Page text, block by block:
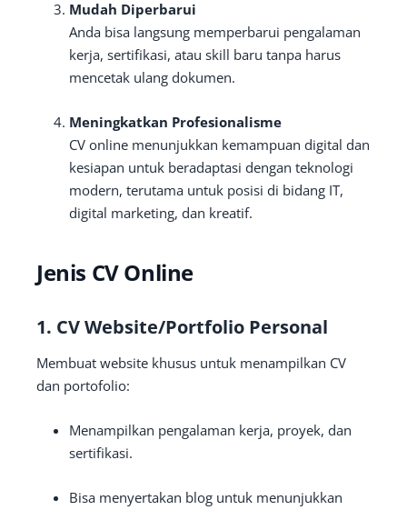
Mudah Diperbarui
Anda bisa langsung memperbarui pengalaman
kerja, sertifikasi, atau skill baru tanpa harus
mencetak ulang dokumen.
Meningkatkan Profesionalisme
CV online menunjukkan kemampuan digital dan
kesiapan untuk beradaptasi dengan teknologi
modern, terutama untuk posisi di bidang IT,
digital marketing, dan kreatif.
Jenis CV Online
1. CV Website/Portfolio Personal
Membuat website khusus untuk menampilkan CV
dan portofolio:
Menampilkan pengalaman kerja, proyek, dan
sertifikasi.
Bisa menyertakan blog untuk menunjukkan